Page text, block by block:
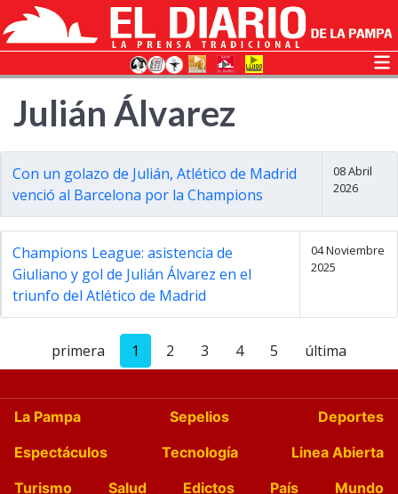
Julián Álvarez
Con un golazo de Julián, Atlético de Madrid
venció al Barcelona por la Champions
08 Abril
2026
Champions League: asistencia de
Giuliano y gol de Julián Álvarez en el
triunfo del Atlético de Madrid
04 Noviembre
2025
primera 1 2 3 4 5 última
La Pampa Sepelios
Deportes
Espectáculos
Tecnología
Linea Abierta
Turismo
Salud Edictos País
Mundo